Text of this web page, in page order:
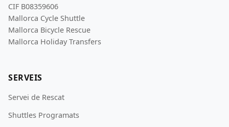
CIF B08359606
Mallorca Cycle Shuttle
Mallorca Bicycle Rescue
Mallorca Holiday Transfers
SERVEIS
Servei de Rescat
Shuttles Programats